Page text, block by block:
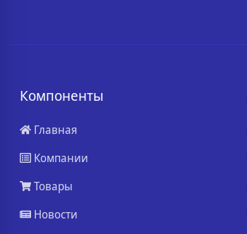
Компоненты
Главная
Компании
Товары
Новости